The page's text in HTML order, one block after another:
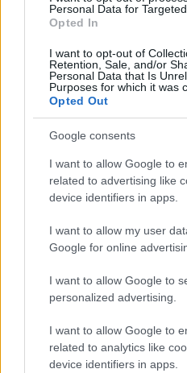
Personal Data for
Opted In
I want to opt-out of
Retention, Sale, and/or
Personal Data that Is
Purposes for which it was
Opted Out
Google consents
I want to allow Google to
related to advertising like
device identifiers in apps.
I want to allow my user
Google for online
I want to allow Google to
personalized advertising.
I want to allow Google to
related to analytics like
device identifiers in apps.
Αξίζει να αναφέρουμε ότι το
Αμερικανοί έχουν έναν
περιμένουν με ανοικτές
έκδοση της Corolla